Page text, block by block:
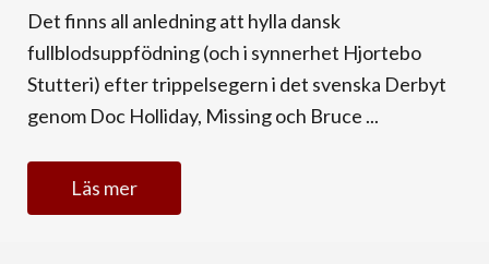
Det finns all anledning att hylla dansk
fullblodsuppfödning (och i synnerhet Hjortebo
Stutteri) efter trippelsegern i det svenska Derbyt
genom Doc Holliday, Missing och Bruce ...
Läs mer